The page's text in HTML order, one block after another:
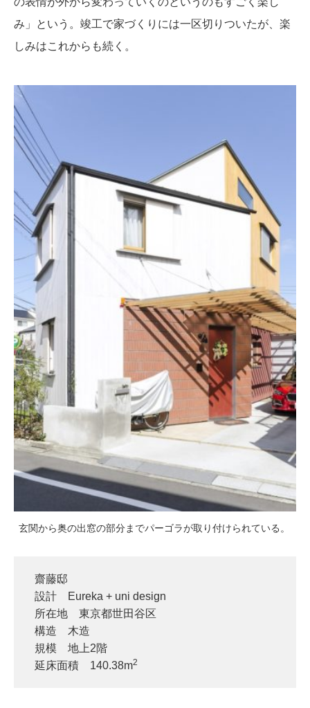
み」という。竣工で家づくりには一区切りついたが、楽
しみはこれからも続く。
玄関から奥の出窓の部分までパーゴラが取り付けられている。
齋藤邸
設計 Eureka + uni design
所在地 東京都世田谷区
構造 木造
規模 地上2階
延床面積 140.38m2